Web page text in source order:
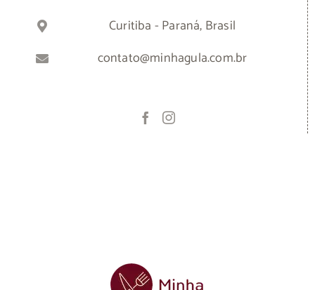
Curitiba - Paraná, Brasil
contato@minhagula.com.br